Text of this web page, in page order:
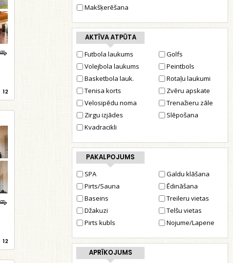
Makšķerēšana
AKTĪVA ATPŪTA
Futbola laukums
Volejbola laukums
Basketbola lauk.
Tenisa korts
Velosipēdu noma
Zirgu izjādes
Kvadracikli
Golfs
Peintbols
Rotaļu laukumi
Zvēru apskate
Trenažieru zāle
Slēpošana
PAKALPOJUMS
SPA
Pirts/Sauna
Baseins
Džakuzi
Pirts kubls
Galdu klāšana
Ēdināšana
Treileru vietas
Telšu vietas
Nojume/Lapene
APRĪKOJUMS
12
12